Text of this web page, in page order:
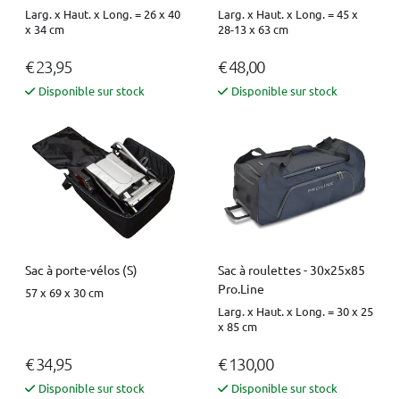
Larg. x Haut. x Long. = 26 x 40
x 34 cm
€ 23,95
Disponible sur stock
Larg. x Haut. x Long. = 45 x
28-13 x 63 cm
€ 48,00
Disponible sur stock
Sac à porte-vélos (S)
57 x 69 x 30 cm
€ 34,95
Disponible sur stock
Sac à roulettes - 30x25x85
Pro.Line
Larg. x Haut. x Long. = 30 x 25
x 85 cm
€ 130,00
Disponible sur stock